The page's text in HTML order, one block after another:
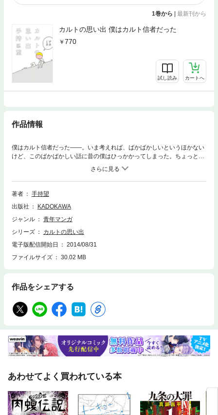
1巻から | 最新刊から
カルトの思い出 僕はカルト信者だった
770
試し読み カートへ
作品情報
僕はカルト信者だった――。いま考えれば、ばかばかしいというほかない
けど、このばかばかしい話に昔の僕はひっかかってしまった。ちょっと心
が弱ってたり、寂しかったり、何かにすがりたいという気持ちを、カルト
は利用する。出来るなら、あの頃の僕にこのマンガを読ませたい。――本
文より――後悔と自責で描くweb発の異色コミックエッセイ、描き下ろし
を加え衝撃の書籍化！ ※作品の表現や演出を考慮して、電子版は一部のペ
著者
手持望
出版社
KADOKAWA
ジャンル
青年マンガ
シリーズ
カルトの思い出
電子版配信開始日
2014/08/31
ファイルサイズ
30.02 MB
作品をシェアする
あわせてよく買われている本